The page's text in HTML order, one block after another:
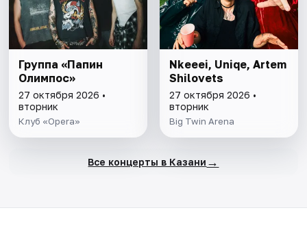
Группа «Папин
Олимпос»
27 октября 2026 •
вторник
Клуб «Opera»
Nkeeei, Uniqe, Artem
Shilovets
27 октября 2026 •
вторник
Big Twin Arena
Все концерты в Казани →